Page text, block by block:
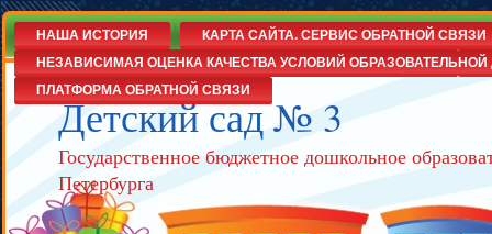
Детский сад № 3
Государственное бюджетное дошкольное
Петербурга
НАША ИСТОРИЯ
КАРТА САЙТА. СЕРВИС ОБРАТНОЙ СВЯЗИ
НЕЗАВИСИМАЯ ОЦЕНКА КАЧЕСТВА УСЛОВИЙ
ПЛАТФОРМА ОБРАТНОЙ СВЯЗИ